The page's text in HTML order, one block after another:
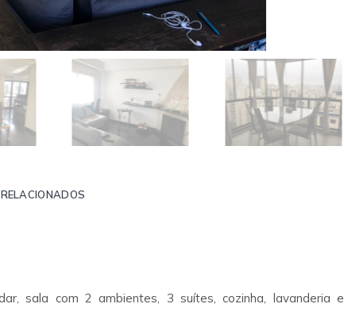
sala com 2 ambientes, 3 suítes, cozinha, lavanderia e